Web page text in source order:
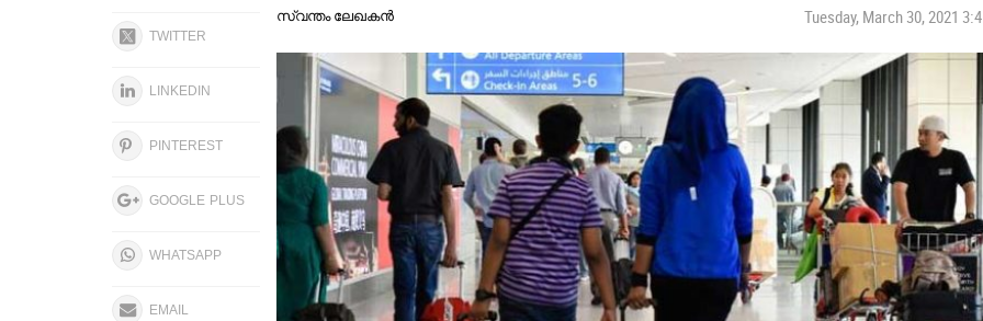
TWITTER
LINKEDIN
PINTEREST
GOOGLE PLUS
WHATSAPP
EMAIL
സ്വന്തം ലേഖകന്‍ Tuesday, March 30, 2021